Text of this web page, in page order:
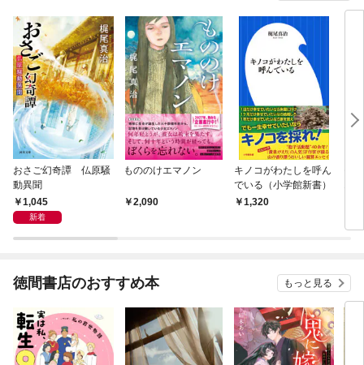
おさご幻奇譚 仏原騒
動異聞
1,045
新着
もののけエマノン
2,090
キノコがわたしを呼ん
でいる（小学館新書）
1,320
徳間書店のおすすめ本 もっと見る